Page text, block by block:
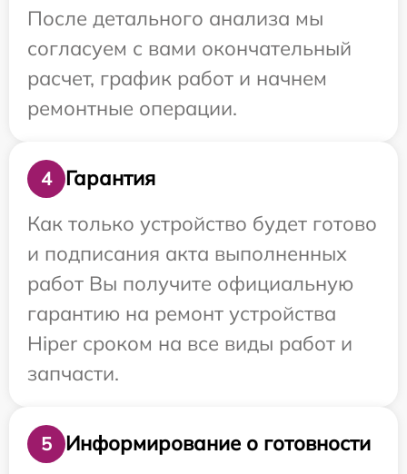
После детального анализа мы
согласуем с вами окончательный
расчет, график работ и начнем
ремонтные операции.
4
Гарантия
Как только устройство будет готово
и подписания акта выполненных
работ Вы получите официальную
гарантию на ремонт устройства
Hiper сроком на все виды работ и
запчасти.
5
Информирование о готовности